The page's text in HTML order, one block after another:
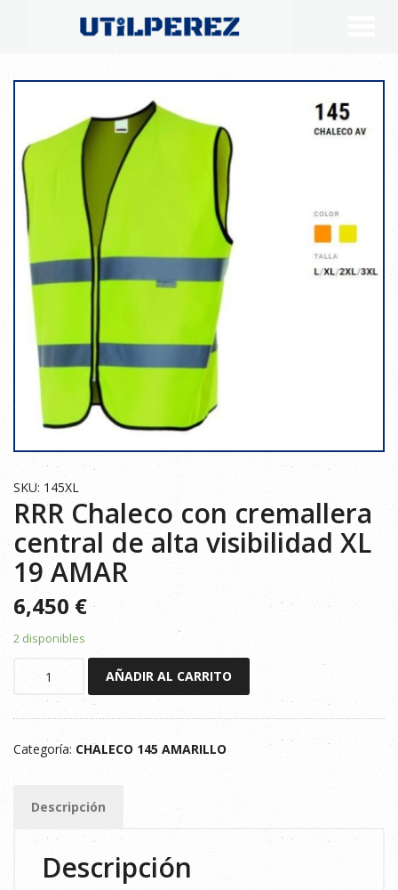
SKU: 145XL
RRR Chaleco con cremallera
central de alta visibilidad XL
19 AMAR
6,450 €
2 disponibles
central
visibilidad
AMAR
AÑADIR AL CARRITO
Categoría: CHALECO 145 AMARILLO
Descripción
Descripción